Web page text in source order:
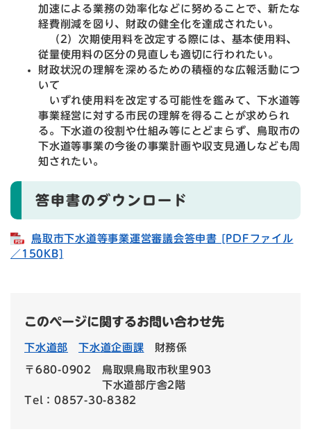
加速による業務の効率化などに努めることで、新たな
経費削減を図り、財政の健全化を達成されたい。
（2）次期使用料を改定する際には、基本使用料、
従量使用料の区分の見直しも適切に行われたい。
財政状況の理解を深めるための積極的な広報活動につ
いて
いずれ使用料を改定する可能性を鑑みて、下水道等
事業経営に対する市民の理解を得ることが求められ
る。下水道の役割や仕組み等にとどまらず、鳥取市の
下水道等事業の今後の事業計画や収支見通しなども周
知されたい。
答申書のダウンロード
鳥取市下水道等事業運営審議会答申書 [PDFファイル
／150KB]
このページに関するお問い合わせ先
下水道部 下水道企画課 財務係
〒680-0902
鳥取県鳥取市秋里903
下水道部庁舎2階
Tel：0857-30-8382